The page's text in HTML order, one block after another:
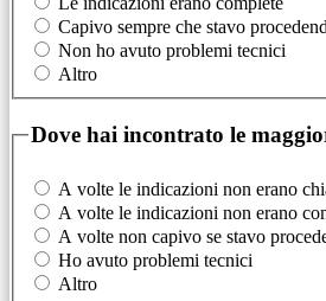
Capivo sempre che stavo
Non ho avuto problemi tecnici
Altro
Dove hai incontrato le
A volte le indicazioni non erano
A volte le indicazioni non erano
A volte non capivo se stavo
Ho avuto problemi tecnici
Altro